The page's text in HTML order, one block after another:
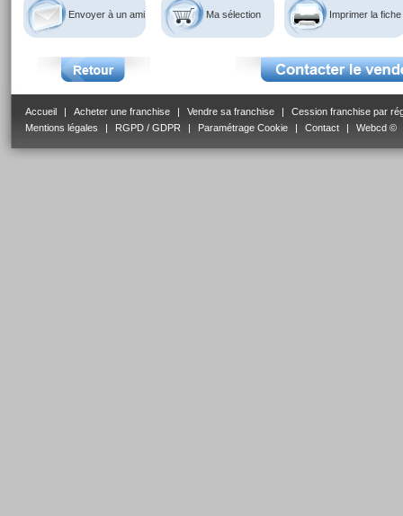
Envoyer à un ami Ma sélection Imprimer la fiche
Accueil | Acheter une franchise | Vendre sa franchise |
Cession franchise par
Mentions légales
| RGPD / GDPR | Paramétrage Cookie | Contact | Webcd ©